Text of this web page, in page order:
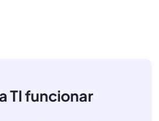
TI funcionar